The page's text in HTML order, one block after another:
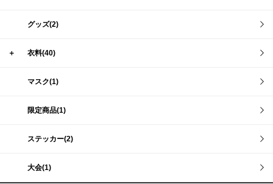
グッズ(2)
＋ 衣料(40)
マスク(1)
限定商品(1)
ステッカー(2)
大会(1)